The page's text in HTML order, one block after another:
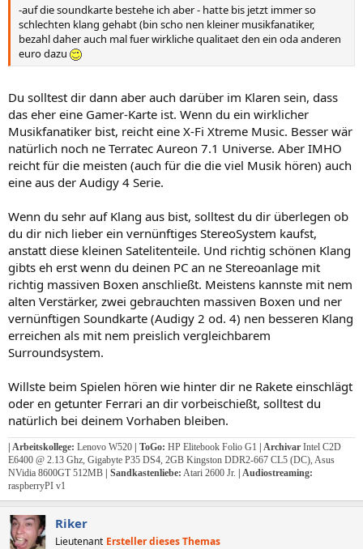
-auf die soundkarte bestehe ich aber - hatte bis jetzt immer so
schlechten klang gehabt (bin scho nen kleiner musikfanatiker,
bezahl daher auch mal fuer wirkliche qualitaet den ein oda anderen
euro dazu
Du solltest dir dann aber auch darüber im Klaren sein, dass
das eher eine Gamer-Karte ist. Wenn du ein wirklicher
Musikfanatiker bist, reicht eine X-Fi Xtreme Music. Besser wär
natürlich noch ne Terratec Aureon 7.1 Universe. Aber IMHO
reicht für die meisten (auch für die die viel Musik hören) auch
eine aus der Audigy 4 Serie.
Wenn du sehr auf Klang aus bist, solltest du dir überlegen ob
du dir nich lieber ein vernünftiges StereoSystem kaufst,
anstatt diese kleinen Satelitenteile. Und richtig schönen Klang
gibts eh erst wenn du deinen PC an ne Stereoanlage mit
richtig massiven Boxen anschließt. Meistens kannste mit nem
alten Verstärker, zwei gebrauchten massiven Boxen und ner
vernünftigen Soundkarte (Audigy 2 od. 4) nen besseren Klang
erreichen als mit nem preislich vergleichbarem
Surroundsystem.
Willste beim Spielen hören wie hinter dir ne Rakete einschlägt
oder en getunter Ferrari an dir vorbeischießt, solltest du
natürlich bei deinem Vorhaben bleiben.
Arbeitskollege: Lenovo W520 ToGo: HP Elitebook Folio G1 Archivar Intel C2D
E6400 @ 2.13 Ghz, Gigabyte P35 DS4, 2GB Kingston DDR2-667 CL5 (DC), Asus
NVidia 8600GT 512MB
Sandkastenliebe: Atari 2600 Jr.
Audiostreaming:
raspberryPI v1
Riker
Lieutenant Ersteller dieses Themas